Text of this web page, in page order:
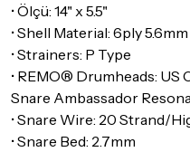
• Ölçü: 14" x 5.5"
• Shell Material: 6ply
• Strainers: P Type
• REMO® Drumheads: US
Snare Ambassador
• Snare Wire: 20 Strand/
• Snare Bed: 2.7mm